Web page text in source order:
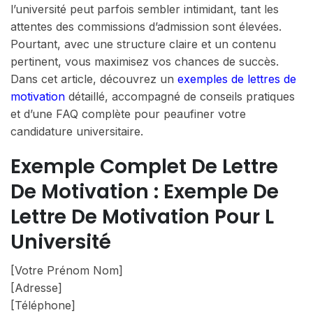
l’université peut parfois sembler intimidant, tant les
attentes des commissions d’admission sont élevées.
Pourtant, avec une structure claire et un contenu
pertinent, vous maximisez vos chances de succès.
Dans cet article, découvrez un exemples de lettres de
motivation détaillé, accompagné de conseils pratiques
et d’une FAQ complète pour peaufiner votre
candidature universitaire.
Exemple Complet De Lettre
De Motivation : Exemple De
Lettre De Motivation Pour L
Université
[Votre Prénom Nom]
[Adresse]
[Téléphone]